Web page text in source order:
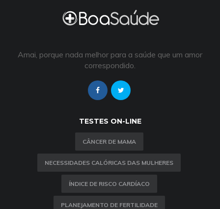
Amai, porque nada melhor para a saúde que um amor
correspondido.
TESTES ON-LINE
CÂNCER DE MAMA
NECESSIDADES CALÓRICAS DAS MULHERES
ÍNDICE DE RISCO CARDÍACO
PLANEJAMENTO DE FERTILIDADE